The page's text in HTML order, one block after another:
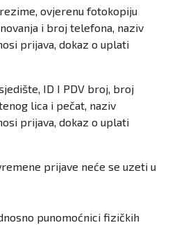
ovjerenu fotokopiju
i broj telefona, naziv
prijava, dokaz o uplati
ID I PDV broj, broj
lica i pečat, naziv
prijava, dokaz o uplati
prijave neće se uzeti u
punomoćnici fizičkih